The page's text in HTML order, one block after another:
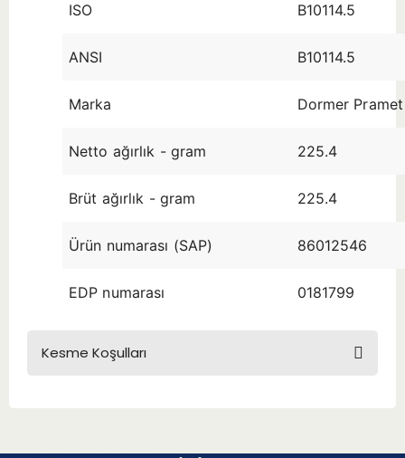
ISO B10114.5
ANSI B10114.5
Marka Dormer Pramet
Netto ağırlık - gram 225.4
Brüt ağırlık - gram 225.4
Ürün numarası (SAP) 86012546
EDP numarası 0181799
Kesme Koşulları